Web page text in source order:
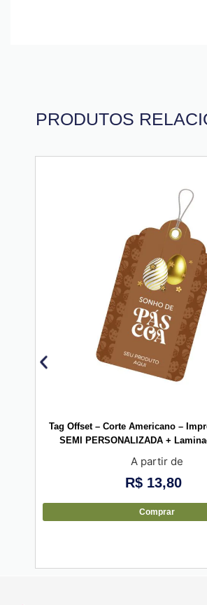
PRODUTOS
Tag Offset – Corte Americano –
SEMI PERSONALIZADA +
A partir de
R$13,80
Comprar